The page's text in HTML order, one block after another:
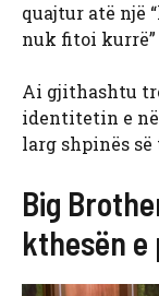
quajtur atë një
nuk fitoi
Ai gjithashtu
identitetin e
larg shpinës së
Big
kthesën e